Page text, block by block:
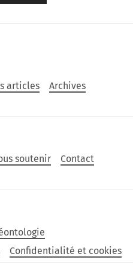
articles
Archives
soutenir
Contact
Confidentialité et cookies